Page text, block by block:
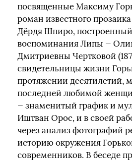
посвященные Максиму
роман известного
Дёрдя Шпиро,
воспоминания Липы —
Дмитриевны Чертковой
свидетельницы жизни
протяжении десятилетий,
последней любимой
— знаменитый график и
Иштван Орос, и в своей
через анализ фотографий
историю окружения
современников. В беседе